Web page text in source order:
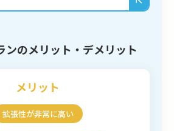
のメリット・デメリット
メリット
拡張性が非常に高い